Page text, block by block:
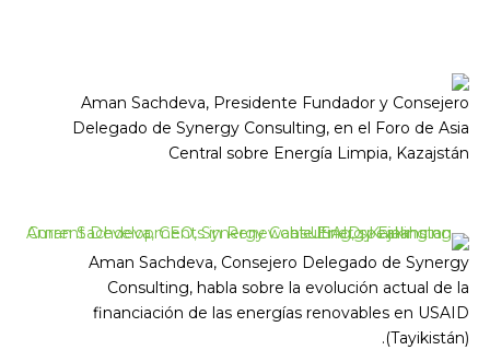
Aman Sachdeva, Presidente Fundador y Consejero
Delegado de Synergy Consulting, en el Foro de Asia
Central sobre Energía Limpia, Kazajstán
Aman Sachdeva, Consejero Delegado de Synergy
Consulting, habla sobre la evolución actual de la
financiación de las energías renovables en USAID
(Tayikistán).